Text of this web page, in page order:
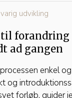
udvikling
til forandring
ad gangen
enkel
og
forløb, guider